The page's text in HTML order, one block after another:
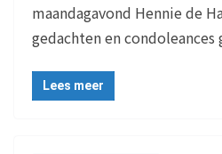
maandagavond Hennie de
gedachten en condoleances
Lees meer